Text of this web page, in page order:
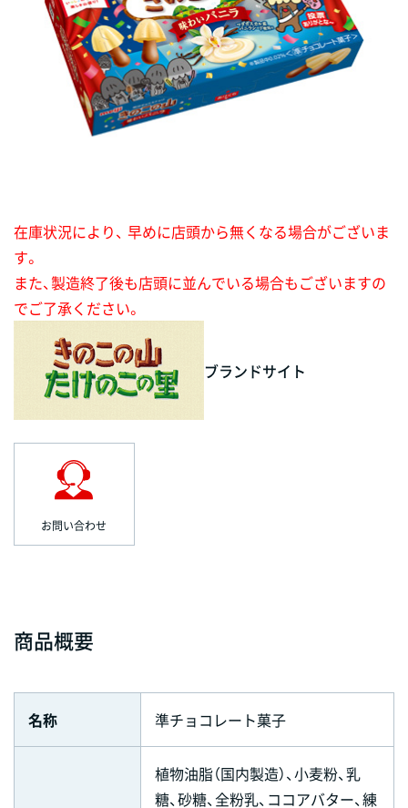
在庫状況により、 早めに店頭から無くなる場合がございま
す。
また、製造終了後も店頭に並んでいる場合もございますの
でご了承ください。
ブランドサイト
お問い合わせ
商品概要
名称 準チョコレート菓子
植物油脂（国内製造）、小麦粉、乳
糖、砂糖、全粉乳、ココアバター、練